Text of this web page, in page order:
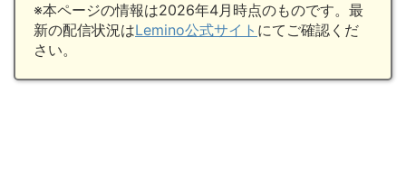
※本ページの情報は2026年4月時点のものです。最
新の配信状況はLemino公式サイト にてご確認くだ
さい。